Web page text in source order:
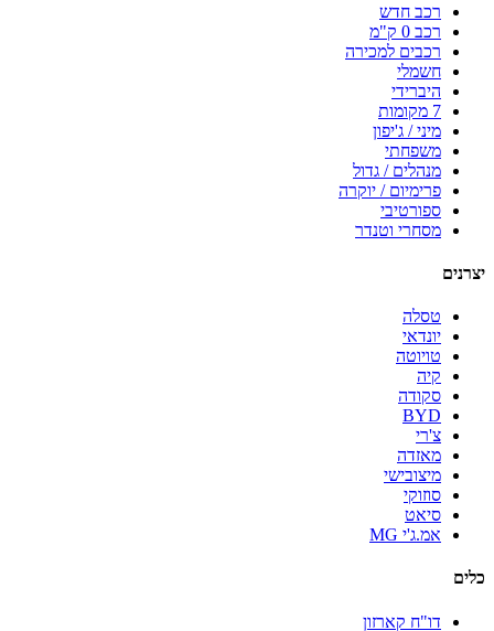
רכב חדש
רכב 0 ק"מ
רכבים למכירה
חשמלי
היברידי
7 מקומות
מיני / ג'יפון
משפחתי
מנהלים / גדול
פרימיום / יוקרה
ספורטיבי
מסחרי וטנדר
יצרנים
טסלה
יונדאי
טויוטה
קיה
סקודה
BYD
צ'רי
מאזדה
מיצובישי
סוזוקי
סיאט
אמ.ג'י MG
כלים
דו"ח קארזון